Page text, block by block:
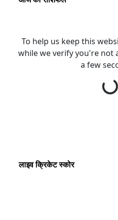
लाइव क्रिकेट स्कोर